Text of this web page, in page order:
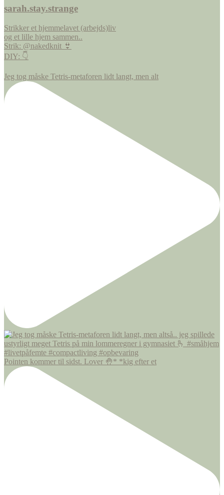
sarah.stay.strange
Strikker et hjemmelavet (arbejds)liv
og et lille hjem sammen..
Strik: @nakedknit 👙
DIY: 👇
Jeg tog måske Tetris-metaforen lidt langt, men alt
Pointen kommer til sidst. Lover 🤚* *kig efter et